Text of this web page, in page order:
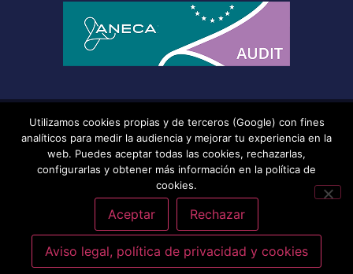
© Centro Universitario San Isidoro (Sevilla), adscrito a la
Universidad Pablo de Olavide de Sevilla.– Aviso legal, política de
privacidad, uso de cookies, medidas de seguridad, código de
– Sistema interno de información –
Última
actualización: 20/07/2026
Utilizamos cookies propias y de terceros (Google) con fines
analíticos para medir la audiencia y mejorar tu experiencia en la
web. Puedes aceptar todas las cookies, rechazarlas,
configurarlas y obtener más información en la política de
cookies.
Aceptar Rechazar
Aviso legal, política de privacidad y cookies